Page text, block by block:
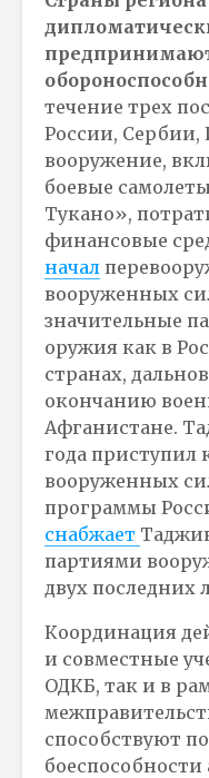
течение трех
России, Сербии,
вооружение,
боевые
Тукано»,
финансовые
начал
вооруженных
значительные
оружия как в
странах,
окончанию
Афганистане.
года приступил
вооруженных
программы
снабжает
партиями
двух последних
Координация
и совместные
ОДКБ, так и в
способствуют